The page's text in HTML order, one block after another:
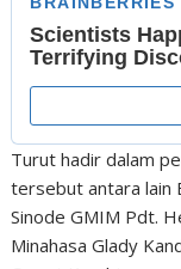
Turut hadir dalam
tersebut antara lain
Sinode GMIM Pdt.
Minahasa Glady